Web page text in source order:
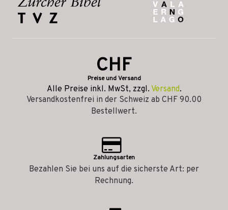
CHF
Preise und Versand
Alle Preise inkl. MwSt, zzgl. Versand.
Versandkostenfrei in der Schweiz ab CHF 90.00
Bestellwert.
Zahlungsarten
Bezahlen Sie bei uns auf die sicherste Art: per
Rechnung.